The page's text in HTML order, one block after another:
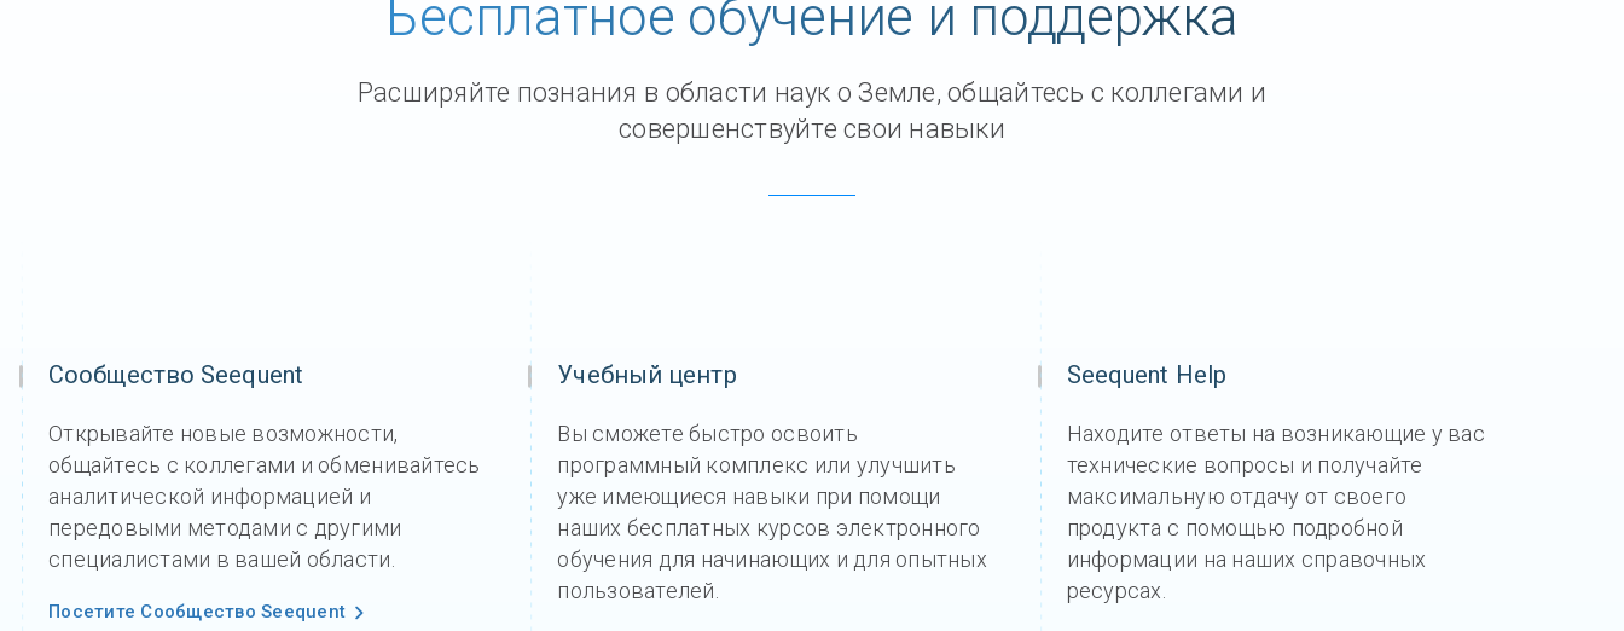
Свяжитесь с нами Геологические решения Seequent
Community Forum
Бесплатное обучение и поддержка
Расширяйте познания в области наук о Земле, общайтесь с коллегами и
совершенствуйте свои навыки
Сообщество Seequent
Открывайте новые возможности,
общайтесь с коллегами и обменивайтесь
аналитической информацией и
передовыми методами с другими
специалистами в вашей области.
Посетите Сообщество Seequent
Учебный центр
Вы сможете быстро освоить
программный комплекс или улучшить
уже имеющиеся навыки при помощи
наших бесплатных курсов электронного
обучения для начинающих и для опытных
пользователей.
Seequent Help
Находите ответы на возникающие у вас
технические вопросы и получайте
максимальную отдачу от своего
продукта с помощью подробной
информации на наших справочных
ресурсах.